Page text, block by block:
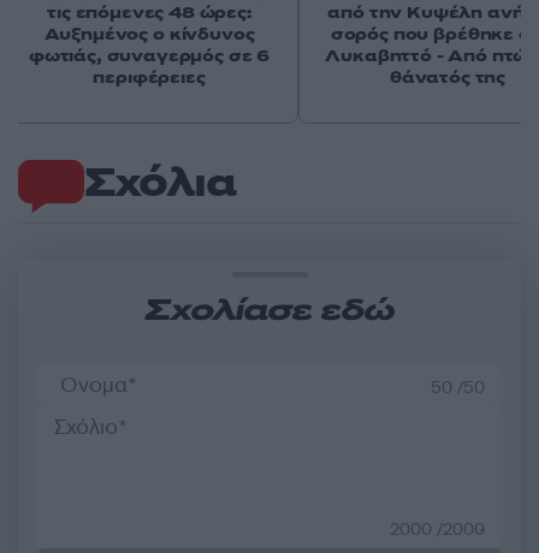
Σχόλια
Σχολίασε εδώ
50 /50
2000 /2000
τις επόμενες 48 ώρες:
Αυξημένος ο κίνδυνος
φωτιάς, συναγερμός σε 6
περιφέρειες
από την Κυψέλη
σορός που βρέθηκε
Λυκαβηττό - Από
θάνατός της